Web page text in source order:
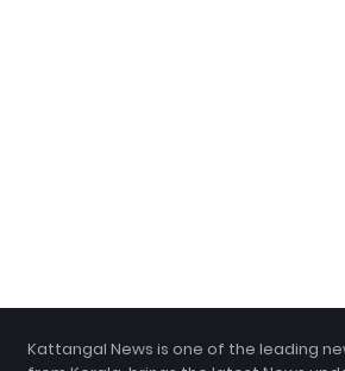
Kattangal News is one of the leading